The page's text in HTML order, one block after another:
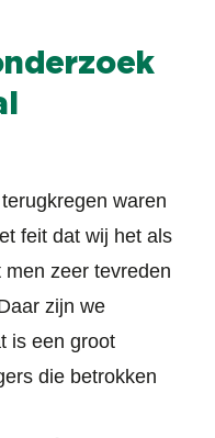
waren
feit dat wij het als
zeer tevreden
zijn we
is een groot
die betrokken